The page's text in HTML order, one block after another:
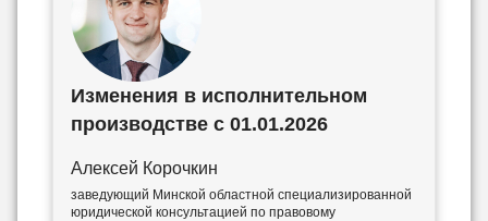
Изменения в исполнительном
производстве с 01.01.2026
Алексей Корочкин
заведующий Минской областной специализированной
юридической консультацией по правовому